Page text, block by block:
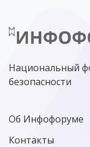
МИНЦИФРЫ РОССИИ
Национальный
безопасности
Об Инфофоруме
Контакты